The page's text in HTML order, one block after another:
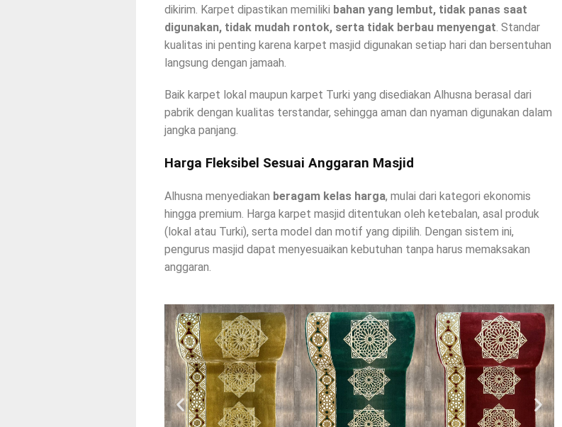
dikirim. Karpet dipastikan memiliki bahan yang lembut, tidak panas saat
digunakan, tidak mudah rontok, serta tidak berbau menyengat. Standar
kualitas ini penting karena karpet masjid digunakan setiap hari dan bersentuhan
langsung dengan jamaah.
Baik karpet lokal maupun karpet Turki yang disediakan Alhusna berasal dari
pabrik dengan kualitas terstandar, sehingga aman dan nyaman digunakan dalam
jangka panjang.
Harga Fleksibel Sesuai Anggaran Masjid
Alhusna menyediakan beragam kelas harga, mulai dari kategori ekonomis
hingga premium. Harga karpet masjid ditentukan oleh ketebalan, asal produk
(lokal atau Turki), serta model dan motif yang dipilih. Dengan sistem ini,
pengurus masjid dapat menyesuaikan kebutuhan tanpa harus memaksakan
anggaran.